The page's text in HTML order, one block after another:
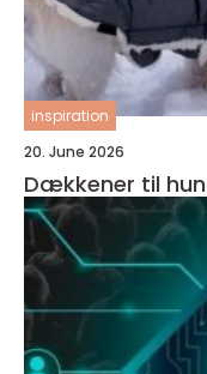
inspiration
20. June 2026
Dækkener til